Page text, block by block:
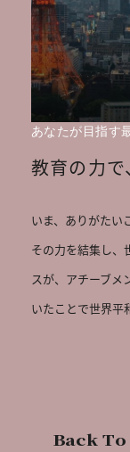
あなたが目指す
教育の力で
いま、ありがたい
その力を結集し、
スが、アチーブメ
いたことで世界平
Back